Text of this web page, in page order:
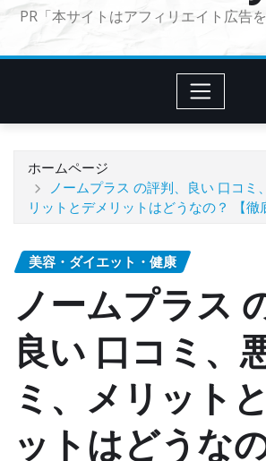
PR「本サイトはアフィリエイト広告
ホームページ
ノームプラス の評判、良い 口コミ
リットとデメリットはどうなの？ 【徹
美容・ダイエット・健康
ノームプラス
良い 口コミ、
ミ、メリット
ットはどうな